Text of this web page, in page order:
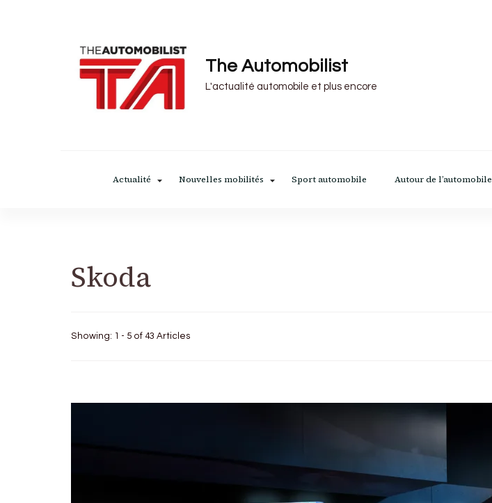
The Automobilist
L'actualité automobile et plus encore
Actualité Nouvelles mobilités Sport automobile Autour de l’automobile
Skoda
Showing: 1 - 5 of 43 Articles